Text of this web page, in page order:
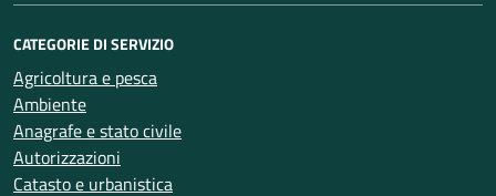
CATEGORIE DI SERVIZIO
Agricoltura e pesca
Ambiente
Anagrafe e stato civile
Autorizzazioni
Catasto e urbanistica